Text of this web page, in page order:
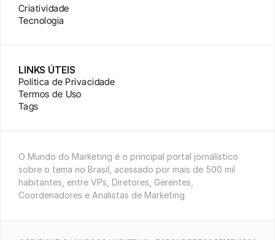
Criatividade
Tecnologia
LINKS ÚTEIS
Política de Privacidade
Termos de Uso
Tags
O Mundo do Marketing é o principal portal jornalístico
sobre o tema no Brasil, acessado por mais de 500 mil
habitantes, entre VPs, Diretores, Gerentes,
Coordenadores e Analistas de Marketing.